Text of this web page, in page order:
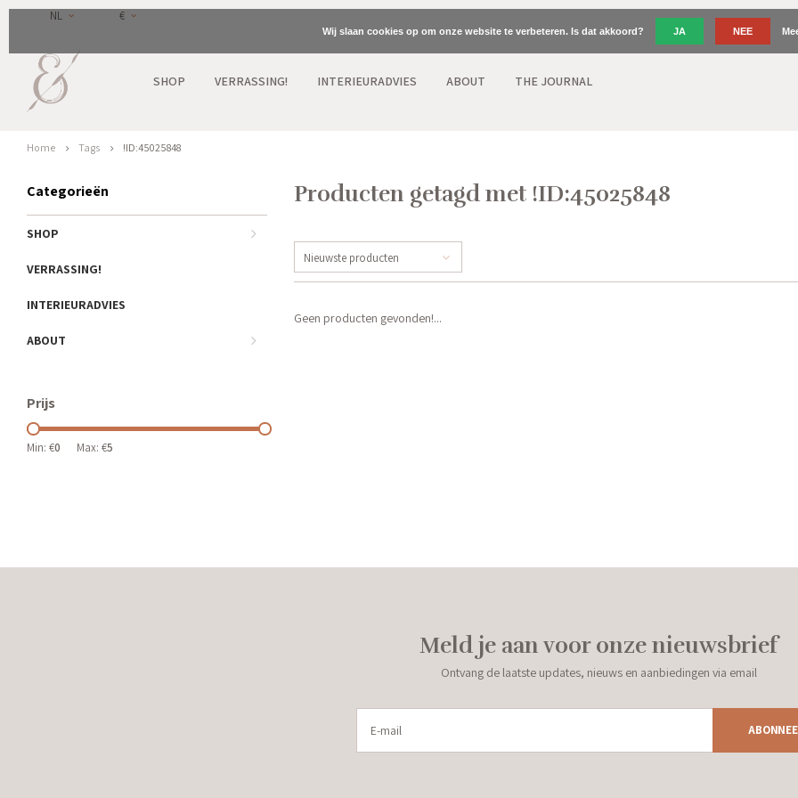
NL €
SHOP VERRASSING! INTERIEURADVIES ABOUT THE JOURNAL
Home Tags !ID:45025848
Categorieën
SHOP
VERRASSING!
INTERIEURADVIES
ABOUT
Prijs
Min: €0 Max: €5
Producten getagd met !ID:45025848
Nieuwste producten
Geen producten gevonden!...
Meld je aan voor onze nieuwsbrief
Ontvang de laatste updates, nieuws en aanbiedingen via email
Wij slaan cookies op om onze website te verbeteren. Is dat akkoord? JA NEE